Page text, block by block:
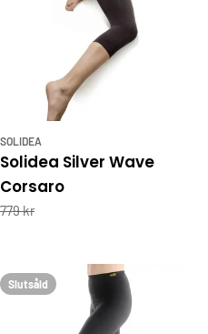
SOLIDEA
Solidea Silver Wave
Corsaro
779 kr
Slutsåld